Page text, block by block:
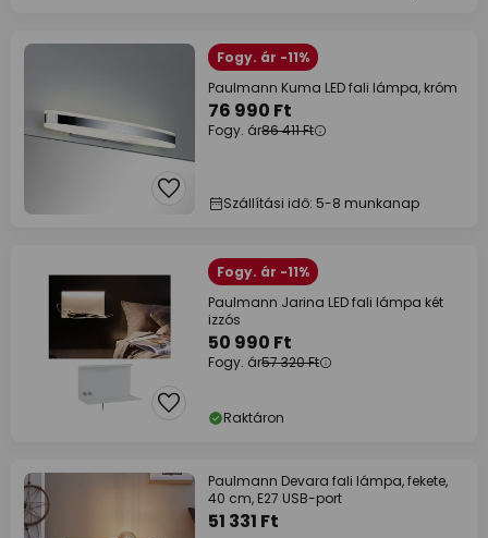
Fogy. ár -11%
Paulmann Kuma LED fali lámpa, króm
76 990 Ft
Fogy. ár86 411 Ft
Szállítási idő: 5-8 munkanap
Fogy. ár -11%
Paulmann Jarina LED fali lámpa két
izzós
50 990 Ft
Fogy. ár57 320 Ft
Raktáron
Paulmann Devara fali lámpa, fekete,
40 cm, E27 USB-port
51 331 Ft